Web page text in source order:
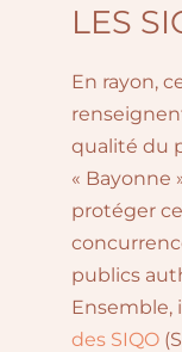
LES
En rayon,
qualité du
« Bayonne
protéger
publics
Ensemble,
des SIQO